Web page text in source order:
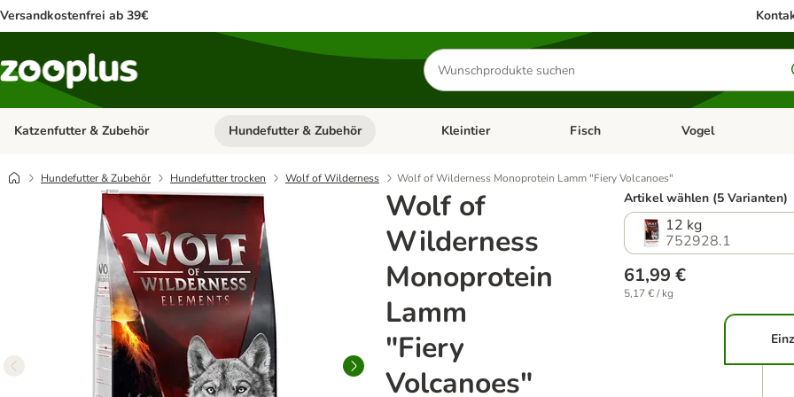
Versandkostenfrei ab 39€
Produkte
suchen
Katzenfutter & Zubehör Kategorie-Menü öffnen: Katzenfutter & Zubehör
Hundefutter & Zubehör Kategorie-Menü öffnen: Hundefutter & Zubehör
Kleintier Kategorie-Menü öffnen: Kleintier
Fisch Kategorie-Menü
Vogel
Hundefutter & Zubehör Hundefutter trocken Wolf of Wilderness Wolf of Wilderness Monoprotein Lamm "Fiery Volcanoes"
Wolf of
Wilderness
Monoprotein
Lamm
"Fiery
Volcanoes"
Artikel wählen (5 Varianten)
12 kg
752928.1
61,99 €
5,17 € / kg